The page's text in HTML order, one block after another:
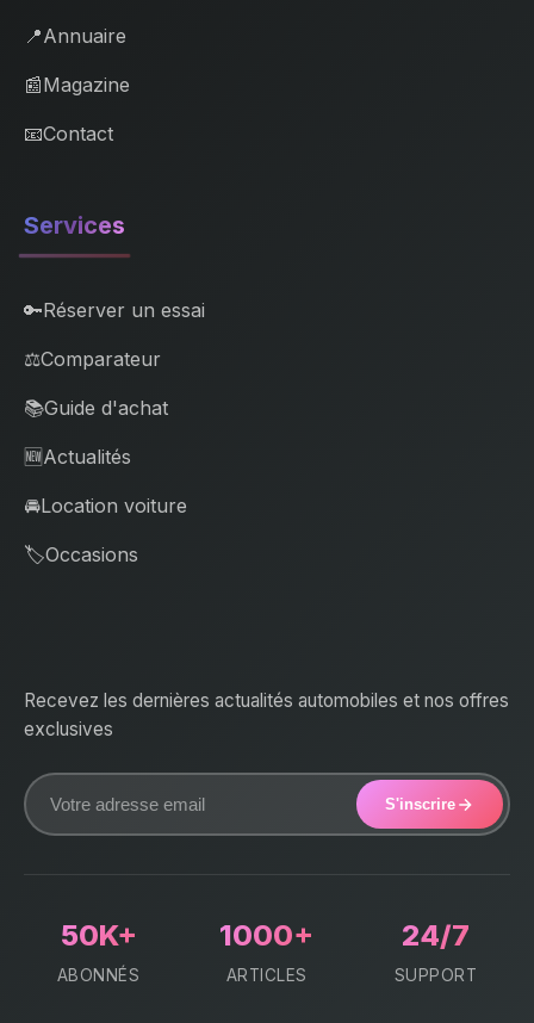
📍Annuaire
📰Magazine
📧Contact
Services
🔑Réserver un essai
⚖️Comparateur
📚Guide d'achat
🆕Actualités
🚘Location voiture
🏷️Occasions
Recevez les dernières actualités automobiles et nos offres
exclusives
S'inscrire
50K+
ABONNÉS
1000+
ARTICLES
24/7
SUPPORT